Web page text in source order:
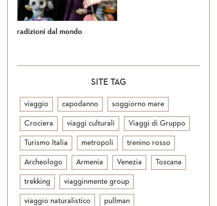
Si torna in Giordania
SITE TAG
viaggio capodanno soggiorno mare
Crociera viaggi culturali Viaggi di Gruppo
Turismo Italia metropoli trenino rosso
Archeologo Armenia Venezia Toscana
trekking viagginmente group
viaggio naturalistico pullman